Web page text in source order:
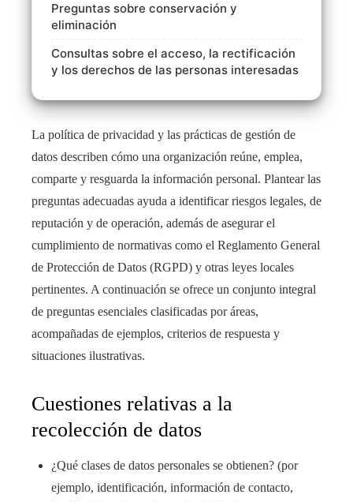
Preguntas sobre conservación y
eliminación
Consultas sobre el acceso, la rectificación
y los derechos de las personas interesadas
La política de privacidad y las prácticas de gestión de
datos describen cómo una organización reúne, emplea,
comparte y resguarda la información personal. Plantear las
preguntas adecuadas ayuda a identificar riesgos legales, de
reputación y de operación, además de asegurar el
cumplimiento de normativas como el Reglamento General
de Protección de Datos (RGPD) y otras leyes locales
pertinentes. A continuación se ofrece un conjunto integral
de preguntas esenciales clasificadas por áreas,
acompañadas de ejemplos, criterios de respuesta y
situaciones ilustrativas.
Cuestiones relativas a la
recolección de datos
¿Qué clases de datos personales se obtienen? (por
ejemplo, identificación, información de contacto,